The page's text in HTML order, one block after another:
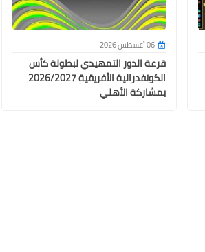
06 أغسطس 2026
قرعة الدور التمهيدي لبطولة كأس
الكونفدرالية الأفريقية 2026/2027
بمشاركة الأهلي